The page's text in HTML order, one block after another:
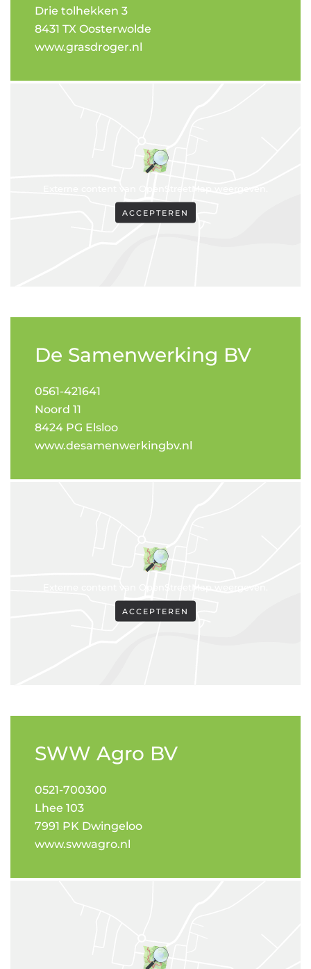
Drie tolhekken 3
8431 TX Oosterwolde
www.grasdroger.nl
ACCEPTEREN
De Samenwerking BV
0561-421641
Noord 11
8424 PG Elsloo
www.desamenwerkingbv.nl
ACCEPTEREN
SWW Agro BV
0521-700300
Lhee 103
7991 PK Dwingeloo
www.swwagro.nl